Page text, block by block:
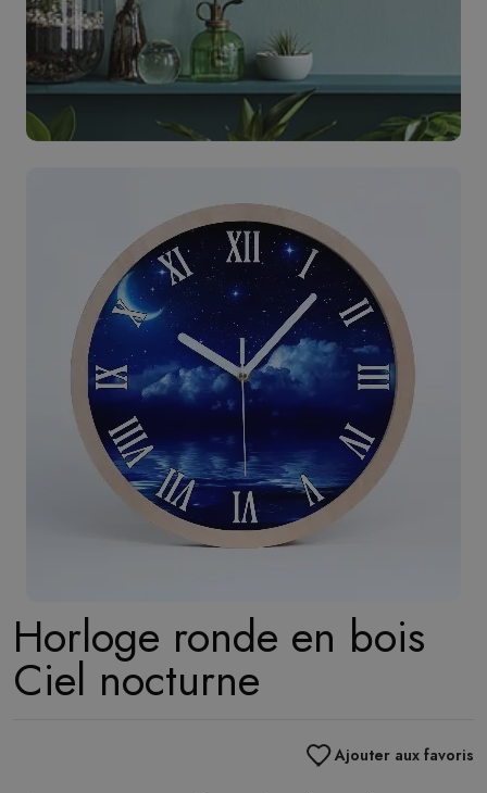
Horloge ronde en bois
Ciel nocturne
Ajouter aux favoris